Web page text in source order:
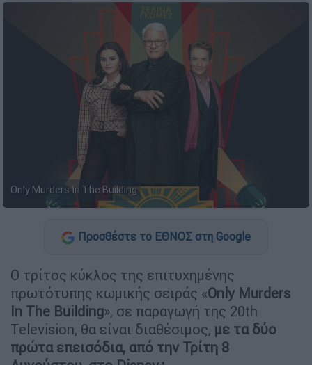
Only Murders In The Building
Προσθέστε το ΕΘΝΟΣ στη Google
Ο τρίτος κύκλος της επιτυχημένης
πρωτότυπης κωμικής σειράς «Only Murders
In The Building», σε παραγωγή της 20th
Television, θα είναι διαθέσιμος, με τα δύο
πρώτα επεισόδια, από την Τρίτη 8